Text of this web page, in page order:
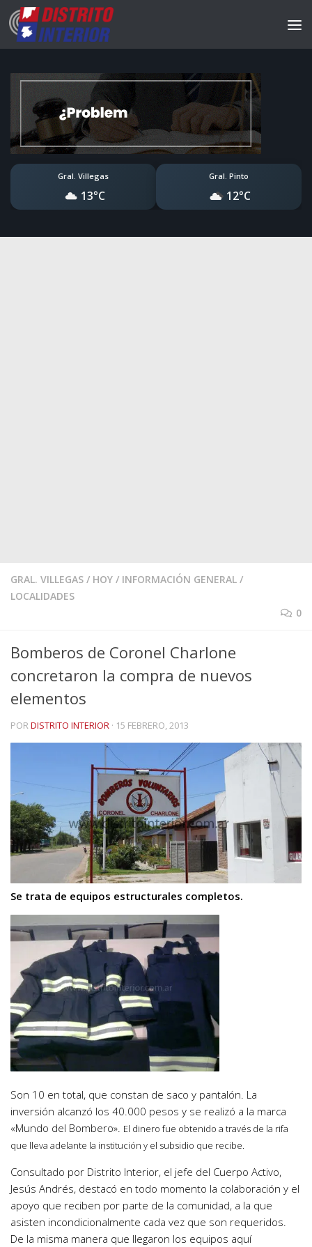
Gral. Villegas
13°C
Gral. Pinto
12°C
GRAL. VILLEGAS / HOY / INFORMACIÓN GENERAL /
LOCALIDADES
0
Bomberos de Coronel Charlone
concretaron la compra de nuevos
elementos
PORDISTRITO INTERIOR · 15 FEBRERO, 2013
Se trata de equipos estructurales completos.
Son 10 en total, que constan de saco y pantalón. La
inversión alcanzó los 40.000 pesos y se realizó a la marca
«Mundo del Bombero». El dinero fue obtenido a través de la rifa
que lleva adelante la institución y el subsidio que recibe.
Consultado por Distrito Interior, el jefe del Cuerpo Activo,
Jesús Andrés, destacó en todo momento la colaboración y el
apoyo que reciben por parte de la comunidad, a la que
asisten incondicionalmente cada vez que son requeridos.
De la misma manera que llegaron los equipos aquí